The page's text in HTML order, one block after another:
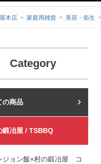
本店 家庭用雑貨 美容・衛生
Category
屋本店
鍛冶屋 / TSBBQ
ジョン飯×村の鍛冶屋 コ